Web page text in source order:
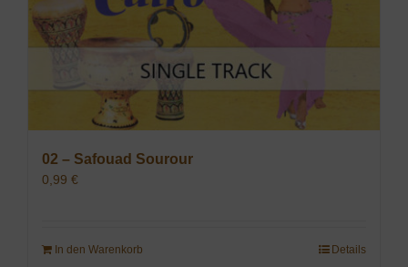
02 – Safouad Sourour
0,99 €
In den Warenkorb Details